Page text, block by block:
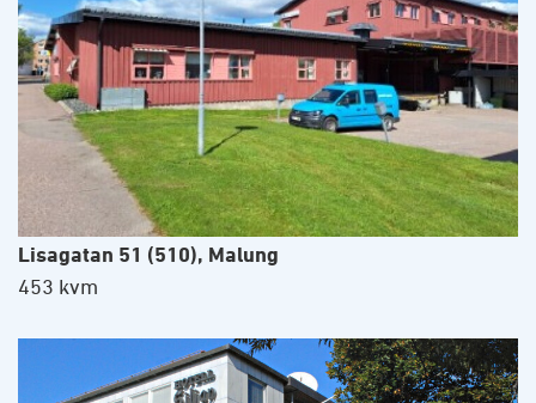
Lisagatan 51 (510), Malung
453 kvm